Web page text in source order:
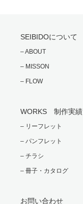
SEIBIDOについて
– ABOUT
– MISSON
– FLOW
WORKS 制作実績
– リーフレット
– パンフレット
– チラシ
– 冊子・カタログ
お問い合わせ